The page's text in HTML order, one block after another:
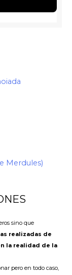
Merdules)
sino que
realizadas de
la realidad de la
pero en todo caso,